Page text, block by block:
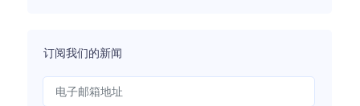
订阅我们的新闻